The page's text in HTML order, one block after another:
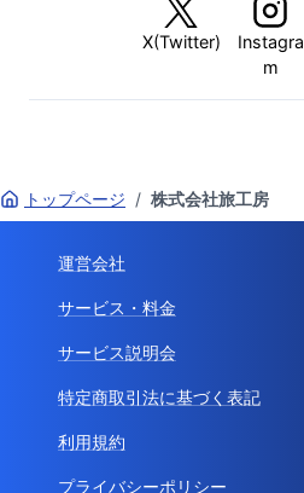
X(Twitter)
Instagra
m
トップページ / 株式会社旅工房
運営会社
サービス・料金
サービス説明会
特定商取引法に基づく表記
利用規約
プライバシーポリシー